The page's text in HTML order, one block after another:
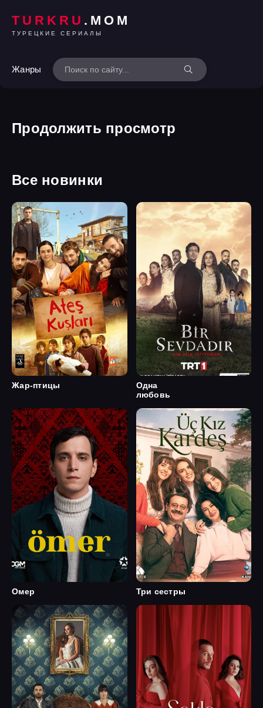
TURKRU .MOM
ТУРЕЦКИЕ СЕРИАЛЫ
Жанры
Продолжить просмотр
Все новинки
Жар-птицы
Одна
любовь
Омер Три сестры